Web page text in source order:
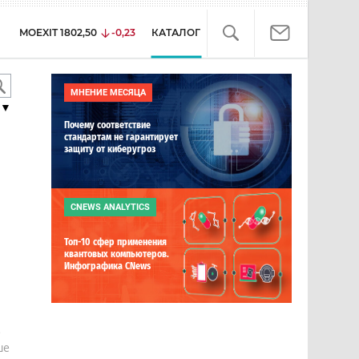
MOEXIT 1802,50 -0,23 КАТАЛОГ
МНЕНИЕ МЕСЯЦА
Почему соответствие
стандартам не гарантирует
защиту от киберугроз
CNEWS ANALYTICS
Топ-10 сфер применения
квантовых компьютеров.
Инфографика CNews